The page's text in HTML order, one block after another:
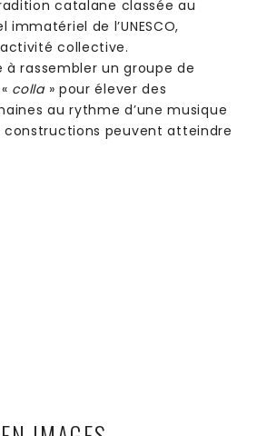
catalane classée au
de l’UNESCO,
collective.
rassembler un groupe de
colla» pour élever des
au rythme d’une musique
constructions peuvent atteindre